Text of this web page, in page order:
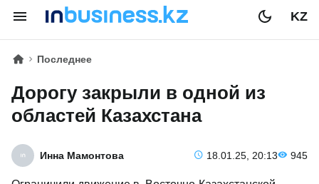
KZ
Последнее
Дорогу закрыли в одной из
областей Казахстана
Инна Мамонтова 18.01.25, 20:13 945